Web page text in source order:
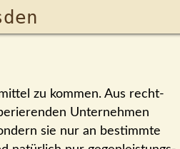
zu kommen. Aus recht­
Unter­nehmen
sie nur an bestimmte